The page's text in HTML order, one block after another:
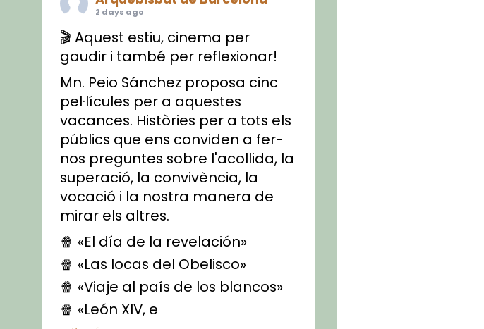
2 days ago
🎬 Aquest estiu, cinema per
gaudir i també per reflexionar!
Mn. Peio Sánchez proposa cinc
pel·lícules per a aquestes
vacances. Històries per a tots els
públics que ens conviden a fer-
nos preguntes sobre l'acollida, la
superació, la convivència, la
vocació i la nostra manera de
mirar els altres.
🍿 «El día de la revelación»
🍿 «Las locas del Obelisco»
🍿 «Viaje al país de los blancos»
🍿 «León XIV, e